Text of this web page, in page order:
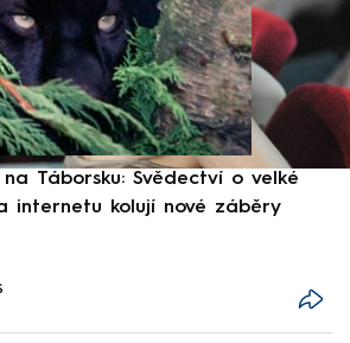
Táborsku: Svědectví o velké
internetu kolují nové záběry